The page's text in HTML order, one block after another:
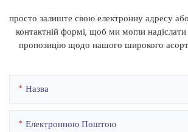
просто залиште свою електронну адресу
контактній формі, щоб ми могли
пропозицію щодо нашого широкого
Назва
Електронною Поштою